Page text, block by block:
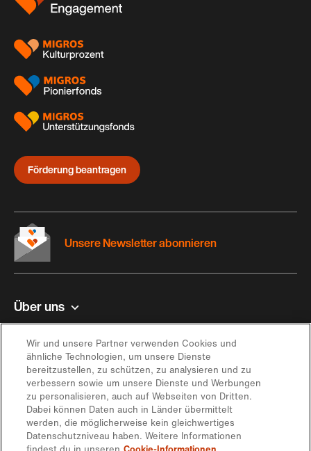
Förderung beantragen
Über uns
Kontakt und Hilfe
Inspiration
Angebot
Unsere Newsletter abonnieren
Wir und unsere Partner verwenden Cookies und
ähnliche Technologien, um unsere Dienste
bereitzustellen, zu schützen, zu analysieren und zu
verbessern sowie um unsere Dienste und Werbungen
zu personalisieren, auch auf Webseiten von Dritten.
Dabei können Daten auch in Länder übermittelt
werden, die möglicherweise kein gleichwertiges
Datenschutzniveau haben. Weitere Informationen